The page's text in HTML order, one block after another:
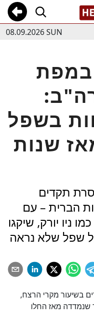
08.09.2026 SUN
במפת
בשפל
שנות
תקדים
הברית – עם
ניו יורק, שיקגו
על שפל שלא נראה
בשיעור מקרי הרצח,
שנמדדה מאז החלו